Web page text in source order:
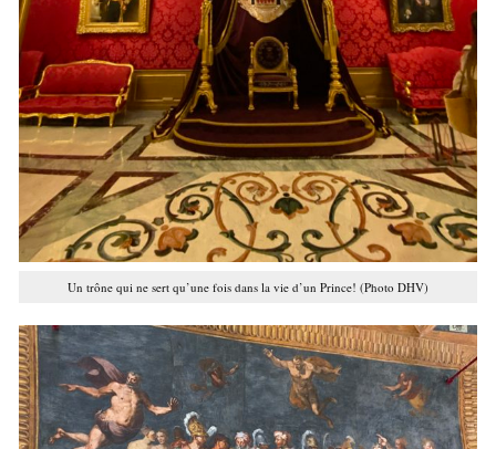
Un trône qui ne sert qu’une fois dans la vie d’un Prince! (Photo DHV)